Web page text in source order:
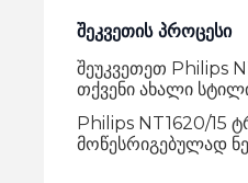
შეკვეთის პროცესი
შეუკვეთეთ Philips
თქვენი ახალი
Philips NT1620/15
მოწესრიგებულად